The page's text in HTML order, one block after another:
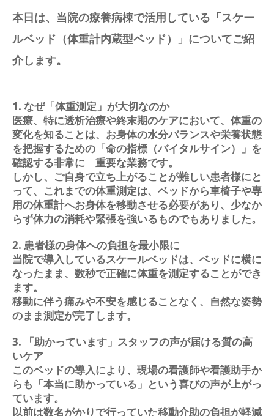
本日は、当院の療養病棟で活用している「スケー
ルベッド（体重計内蔵型ベッド）」についてご紹
介します。
1. なぜ「体重測定」が大切なのか
医療、特に透析治療や終末期のケアにおいて、体重の
変化を知ることは、お身体の水分バランスや栄養状態
を把握するための「命の指標（バイタルサイン）」を
確認する非常に 重要な業務です。
しかし、ご自身で立ち上がることが難しい患者様にと
って、これまでの体重測定は、ベッドから車椅子や専
用の体重計へお身体を移動させる必要があり、少なか
らず体力の消耗や緊張を強いるものでもありました。
2. 患者様の身体への負担を最小限に
当院で導入しているスケールベッドは、ベッドに横に
なったまま、数秒で正確に体重を測定することができ
ます。
移動に伴う痛みや不安を感じることなく、自然な姿勢
のまま測定が完了します。
3. 「助かっています」スタッフの声が届ける質の高
いケア
このベッドの導入により、現場の看護師や看護助手か
らも「本当に助かっている」という喜びの声が上がっ
ています。
以前は数名がかりで行っていた移動介助の負担が軽減